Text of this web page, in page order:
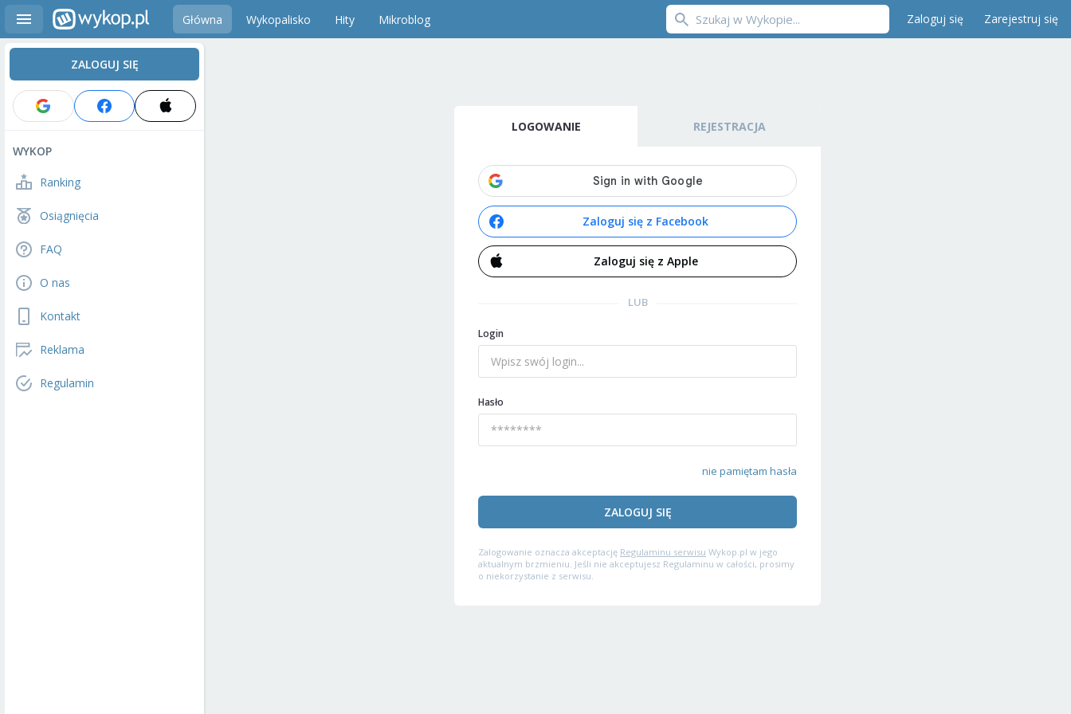
Główna Wykopalisko Hity Mikroblog Zaloguj się Zarejestruj się
ZALOGUJ SIĘ
WYKOP
Ranking
Osiągnięcia
FAQ
O nas
Kontakt
Reklama
Regulamin
LOGOWANIE REJESTRACJA
Zaloguj się z Facebook
Zaloguj się z Apple
LUB
Login
Hasło
nie pamiętam hasła
ZALOGUJ SIĘ
Zalogowanie oznacza akceptację Regulaminu serwisu Wykop.pl w jego
aktualnym brzmieniu. Jeśli nie akceptujesz Regulaminu w całości, prosimy
o niekorzystanie z serwisu.